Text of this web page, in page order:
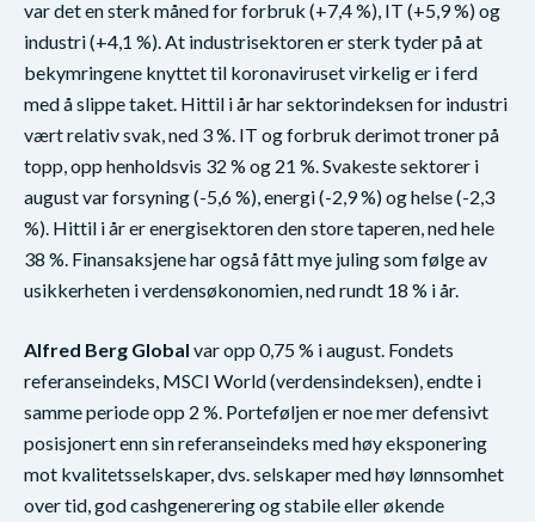
var det en sterk måned for forbruk (+7,4 %), IT (+5,9 %) og
industri (+4,1 %). At industrisektoren er sterk tyder på at
bekymringene knyttet til koronaviruset virkelig er i ferd
med å slippe taket. Hittil i år har sektorindeksen for industri
vært relativ svak, ned 3 %. IT og forbruk derimot troner på
topp, opp henholdsvis 32 % og 21 %. Svakeste sektorer i
august var forsyning (-5,6 %), energi (-2,9 %) og helse (-2,3
%). Hittil i år er energisektoren den store taperen, ned hele
38 %. Finansaksjene har også fått mye juling som følge av
usikkerheten i verdensøkonomien, ned rundt 18 % i år.
Alfred Berg Global var opp 0,75 % i august. Fondets
referanseindeks, MSCI World (verdensindeksen), endte i
samme periode opp 2 %. Porteføljen er noe mer defensivt
posisjonert enn sin referanseindeks med høy eksponering
mot kvalitetsselskaper, dvs. selskaper med høy lønnsomhet
over tid, god cashgenerering og stabile eller økende